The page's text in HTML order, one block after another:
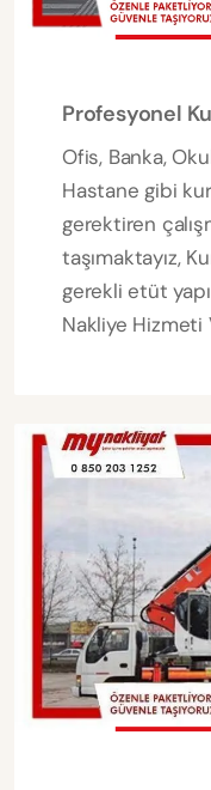
Profesyonel
Ofis, Banka,
Hastane gibi
gerektiren
taşımaktayız,
gerekli etüt
Nakliye Hizmeti